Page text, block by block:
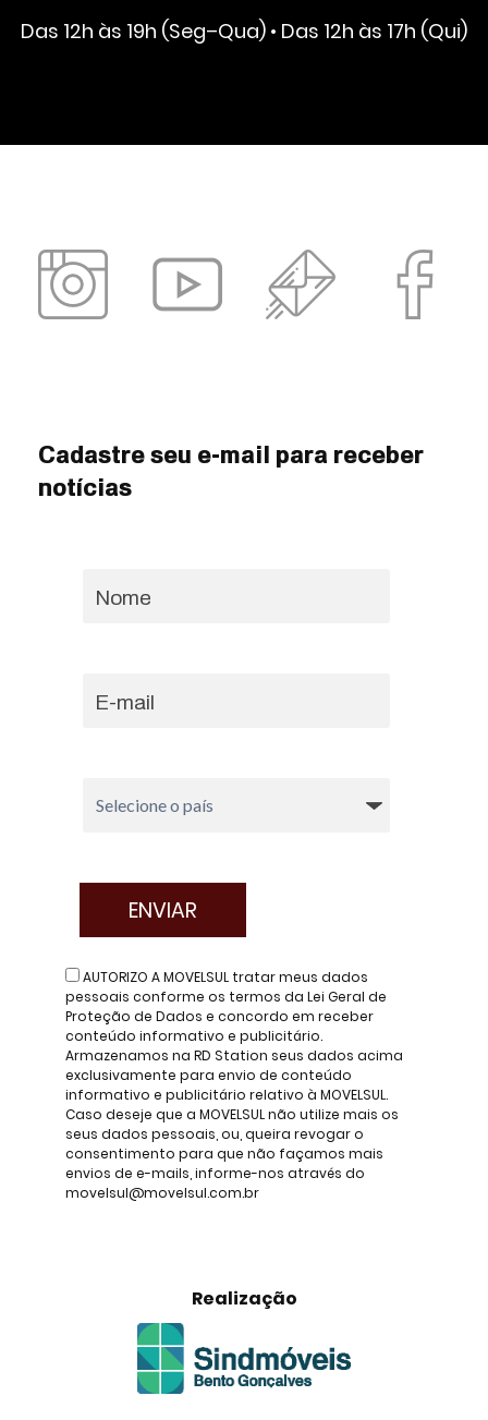
Das 12h às 19h (Seg–Qua) • Das 12h às 17h (Qui)
Cadastre seu e-mail para receber
notícias
AUTORIZO A MOVELSUL tratar meus dados
pessoais conforme os termos da Lei Geral de
Proteção de Dados e concordo em receber
conteúdo informativo e publicitário.
Armazenamos na RD Station seus dados acima
exclusivamente para envio de conteúdo
informativo e publicitário relativo à MOVELSUL.
Caso deseje que a MOVELSUL não utilize mais os
seus dados pessoais, ou, queira revogar o
consentimento para que não façamos mais
envios de e-mails, informe-nos através do
movelsul@movelsul.com.br
Realização